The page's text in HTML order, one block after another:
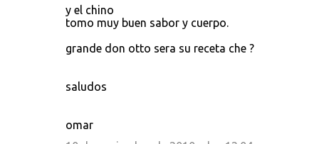
y el chino
tomo muy buen sabor y cuerpo.
grande don otto sera su receta che ?
saludos
omar